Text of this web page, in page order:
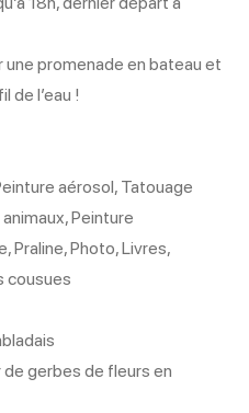
promenade en bateau et
de l’eau !
aérosol, Tatouage
Peinture
Praline, Photo, Livres,
cousues
gerbes de fleurs en